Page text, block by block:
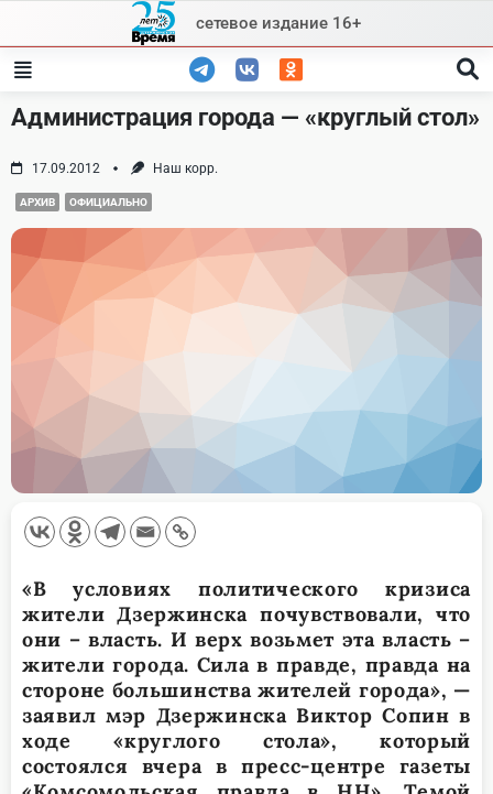
content
сетевое издание 16+
Администрация города — «круглый стол»
17.09.2012 Наш корр.
АРХИВ ОФИЦИАЛЬНО
«В условиях политического кризиса
жители Дзержинска почувствовали, что
они – власть. И верх возьмет эта власть –
жители города. Сила в правде, правда на
стороне большинства жителей города», —
заявил мэр Дзержинска Виктор Сопин в
ходе «круглого стола», который
состоялся вчера в пресс-центре газеты